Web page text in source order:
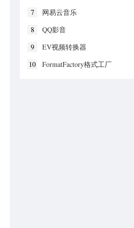
7
网易云音乐
8
QQ影音
9
EV视频转换器
10
FormatFactory格式工厂